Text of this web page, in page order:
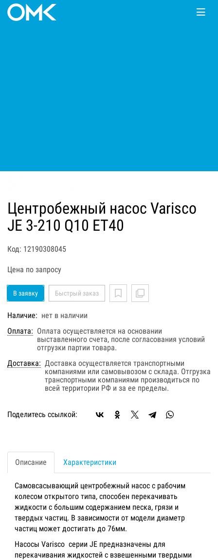
Центробежный насос Varisco
JE 3-210 Q10 ET40
Код: 12190308045
Цена по запросу
В заявку Быстрый заказ
Наличие: нет в наличии
Оплата: Оплата осуществляется на основании
выставленного счета, после согласования условий
отгрузки партии товара.
Доставка: Доставка осуществляется транспортными
компаниями или самовывозом с склада. Отгрузка
транспортными компаниями производиться по
всей территории РФ и за ее пределы.
Поделитесь ссылкой:
Описание Характеристики
Самовсасывающий центробежный насос с рабочим
колесом открытого типа, способен перекачивать
жидкости с большим содержанием песка, грязи и
твердых частиц. В зависимости от модели диаметр
частиц может достигать до 76мм.
Насосы Varisco серии JE предназначены для
перекачивания жидкостей с взвешенными твердыми